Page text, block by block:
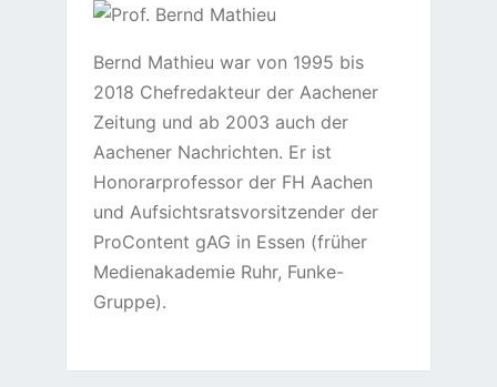
Bernd Mathieu war von 1995 bis
2018 Chefredakteur der Aachener
Zeitung und ab 2003 auch der
Aachener Nachrichten. Er ist
Honorarprofessor der FH Aachen
und Aufsichtsratsvorsitzender der
ProContent gAG in Essen (früher
Medienakademie Ruhr, Funke-
Gruppe).